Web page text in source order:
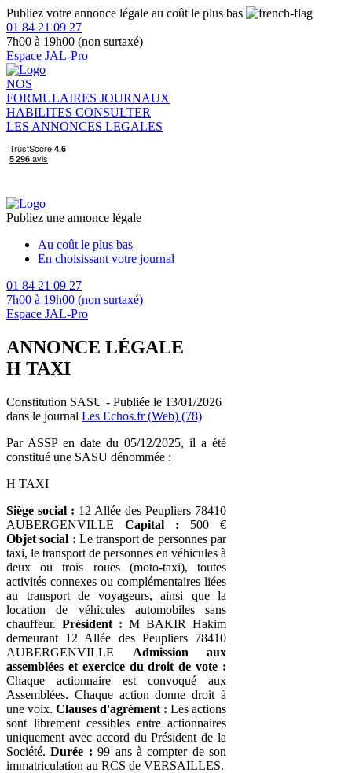
Publiez votre annonce légale au coût le plus bas
01 84 21 09 27
7h00 à 19h00 (non surtaxé)
Espace JAL-Pro
NOS
FORMULAIRES JOURNAUX
HABILITES CONSULTER
LES ANNONCES LEGALES
Publiez une annonce légale
Au coût le plus bas
En choisissant votre journal
01 84 21 09 27
7h00 à 19h00 (non surtaxé)
Espace JAL-Pro
ANNONCE LÉGALE
H TAXI
Constitution SASU - Publiée le 13/01/2026
dans le journal Les Echos.fr (Web) (78)
Par ASSP en date du 05/12/2025, il a été
constitué une SASU dénommée :
H TAXI
Siège social : 12 Allée des Peupliers 78410
AUBERGENVILLE Capital : 500 €
Objet social : Le transport de personnes par
taxi, le transport de personnes en véhicules à
deux ou trois roues (moto-taxi), toutes
activités connexes ou complémentaires liées
au transport de voyageurs, ainsi que la
location de véhicules automobiles sans
chauffeur. Président : M BAKIR Hakim
demeurant 12 Allée des Peupliers 78410
AUBERGENVILLE Admission aux
assemblées et exercice du droit de vote :
Chaque actionnaire est convoqué aux
Assemblées. Chaque action donne droit à
une voix. Clauses d'agrément : Les actions
sont librement cessibles entre actionnaires
uniquement avec accord du Président de la
Société.Durée : 99 ans à compter de son
immatriculation au RCS de VERSAILLES.